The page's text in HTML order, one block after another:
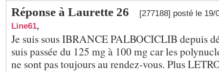
Réponse à Laurette 26
[277188] posté le
Line61,
Je suis sous IBRANCE PALBOCICLIB depuis
suis passée du 125 mg à 100 mg car les
ne sont pas toujours au rendez-vous. Plus